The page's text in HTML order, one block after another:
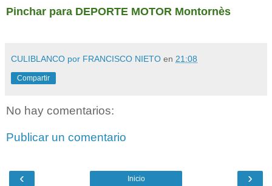
Pinchar para DEPORTE MOTOR Montornès
CULIBLANCO por FRANCISCO NIETO en 21:08
Compartir
No hay comentarios:
Publicar un comentario
‹ ›
Inicio